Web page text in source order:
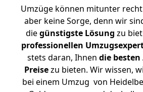
Umzüge können mitunter
aber keine Sorge, denn wir
diegünstigste Lösung zu
professionellen
stets daran, Ihnen die
Preisezu bieten. Wir wissen,
bei einem Umzug von